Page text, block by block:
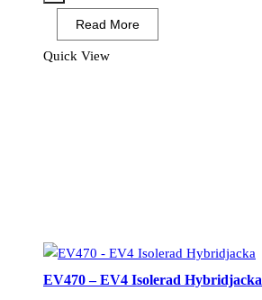
Isolerad
Jacka
Read More
Quick View
EV470 – EV4 Isolerad Hybridjacka